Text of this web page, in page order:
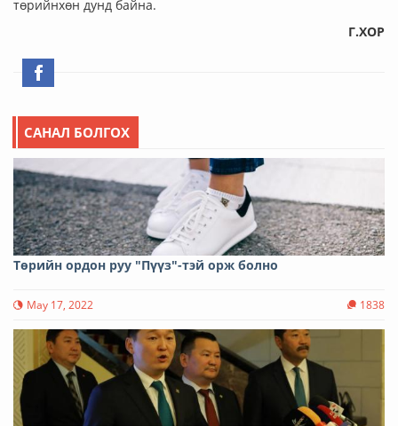
төрийнхөн дунд байна.
Г.ХОР
САНАЛ БОЛГОХ
Төрийн ордон руу "Пүүз"-тэй орж болно
May 17, 2022 1838